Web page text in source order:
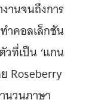
านจนถึงการ
ำคอลเล็กชัน
ที่เป็น ‘แกน
Roseberry
นวนภาษา